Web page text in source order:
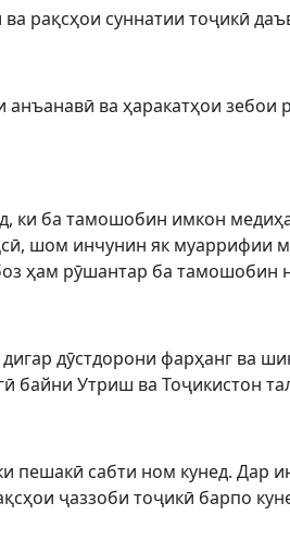
рақсҳои суннатии тоҷикӣ
ва ҳаракатҳои зебои
ки ба тамошобин имкон
шом инчунин як муаррифии
ҳам рӯшантар ба тамошобин
дӯстдорони фарҳанг ва
байни Утриш ва Тоҷикистон
пешакӣ сабти ном кунед. Дар
ҷаззоби тоҷикӣ барпо